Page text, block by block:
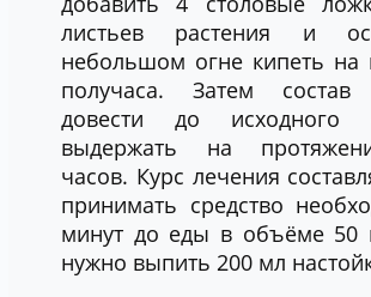
листьев растения и
небольшом огне кипеть на
получаса. Затем состав
довести до
выдержать на
часов. Курс лечения
принимать средство
минут до еды в объёме 50
нужно выпить 200 мл